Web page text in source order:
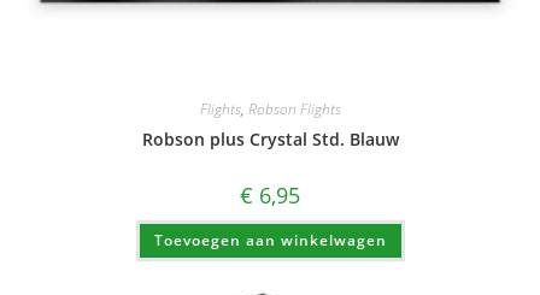
Flights, Robson Flights
Robson plus Crystal Std. Blauw
€ 6,95
Toevoegen aan winkelwagen